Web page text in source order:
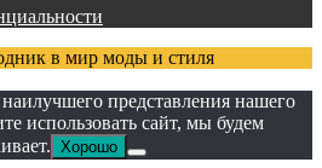
в мир моды и стиля
представления нашего
использовать сайт, мы будем
Хорошо